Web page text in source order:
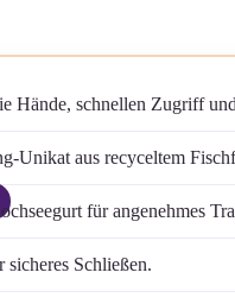
zum Datenschutz
deiner
Hände, schnellen Zugriff
Unikat aus recyceltem
für angenehmes
sicheres Schließen.